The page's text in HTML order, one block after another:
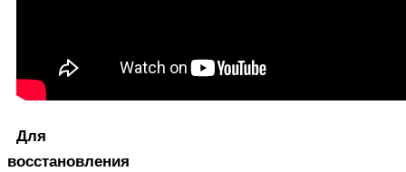
Для
восстановления